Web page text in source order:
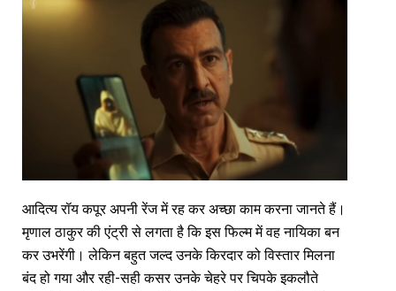
आदित्य रॉय कपूर अपनी रेंज में रह कर अच्छा काम करना जानते हैं।
मृणाल ठाकुर की एंट्री से लगता है कि इस फिल्म में वह नायिका बन
कर उभरेंगी। लेकिन बहुत जल्द उनके किरदार को विस्तार मिलना
बंद हो गया और रही-सही कसर उनके चेहरे पर चिपके इकलौते